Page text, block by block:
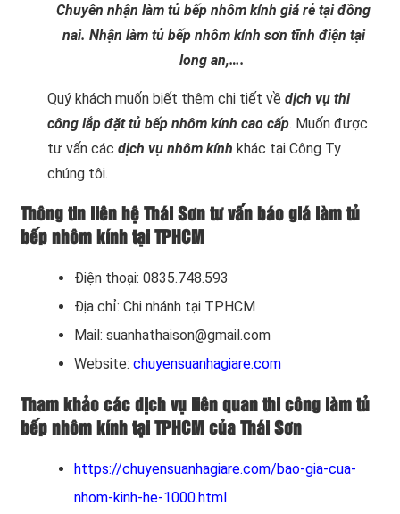
Chuyên nhận làm tủ bếp nhôm kính giá rẻ tại đồng
nai. Nhận làm tủ bếp nhôm kính sơn tĩnh điện tại
long an,….
Quý khách muốn biết thêm chi tiết về dịch vụ thi
công lắp đặt tủ bếp nhôm kính cao cấp. Muốn được
tư vấn các dịch vụ nhôm kính khác tại Công Ty
chúng tôi.
Thông tin liên hệ Thái Sơn tư vấn báo giá làm tủ
bếp nhôm kính tại TPHCM
Điện thoại: 0835.748.593
Địa chỉ: Chi nhánh tại TPHCM
Mail: suanhathaison@gmail.com
Website: chuyensuanhagiare.com
Tham khảo các dịch vụ liên quan thi công làm tủ
bếp nhôm kính tại TPHCM của Thái Sơn
https://chuyensuanhagiare.com/bao-gia-cua-
nhom-kinh-he-1000.html